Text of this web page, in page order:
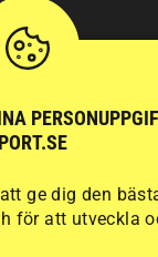
ge dig den
för att utveckla